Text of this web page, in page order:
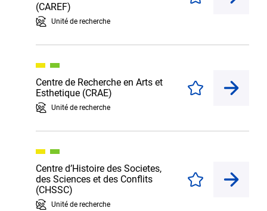
(CAREF)
Unité de recherche
Centre de Recherche en Arts et
Esthetique (CRAE)
Unité de recherche
Enregistrer
Centre d’Histoire des Societes,
des Sciences et des Conflits
(CHSSC)
Unité de recherche
Enregistrer